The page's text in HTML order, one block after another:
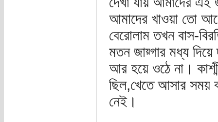
আমাদের খাওয়া তো
বেরোলাম তখন বাস-
মতন জায়্গার মধ্য দিয়ে
আর হয়ে ওঠে না।
ছিল,খেতে আসার সময়
নেই।